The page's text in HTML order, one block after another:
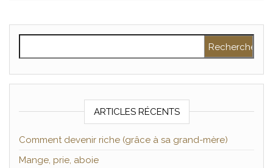
ARTICLES RÉCENTS
Comment devenir riche (grâce à sa grand-mère)
Mange, prie, aboie